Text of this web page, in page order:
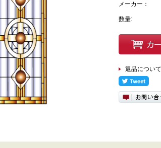
メーカー：
数量:
返品につい